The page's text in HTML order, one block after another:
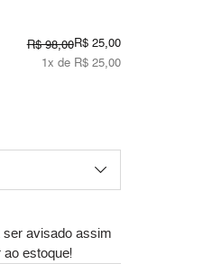
R$ 98,00R$ 25,00
1x de R$ 25,00
avisado assim
estoque!